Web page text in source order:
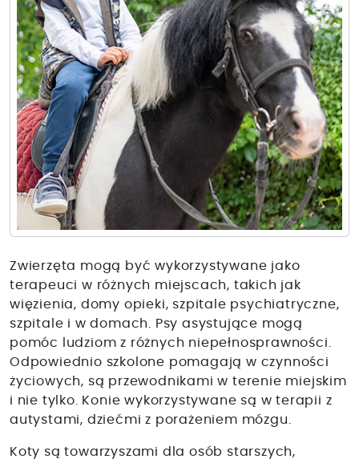
Zwierzęta mogą być wykorzystywane jako
terapeuci w różnych miejscach, takich jak
więzienia, domy opieki, szpitale psychiatryczne,
szpitale i w domach. Psy asystujące mogą
pomóc ludziom z różnych niepełnosprawności.
Odpowiednio szkolone pomagają w czynności
życiowych, są przewodnikami w terenie miejskim
i nie tylko. Konie wykorzystywane są w terapii z
autystami, dziećmi z porażeniem mózgu.
Koty są towarzyszami dla osób starszych,